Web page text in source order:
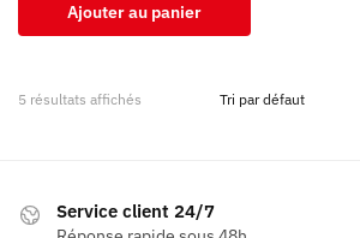
Ajouter au panier
5 résultats affichés
Service client 24/7